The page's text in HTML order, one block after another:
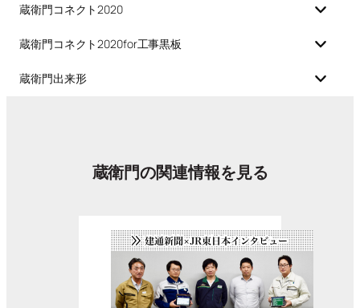
蔵衛門コネクト2020
蔵衛門コネクト2020for工事黒板
蔵衛門出来形
蔵衛門の関連情報を見る